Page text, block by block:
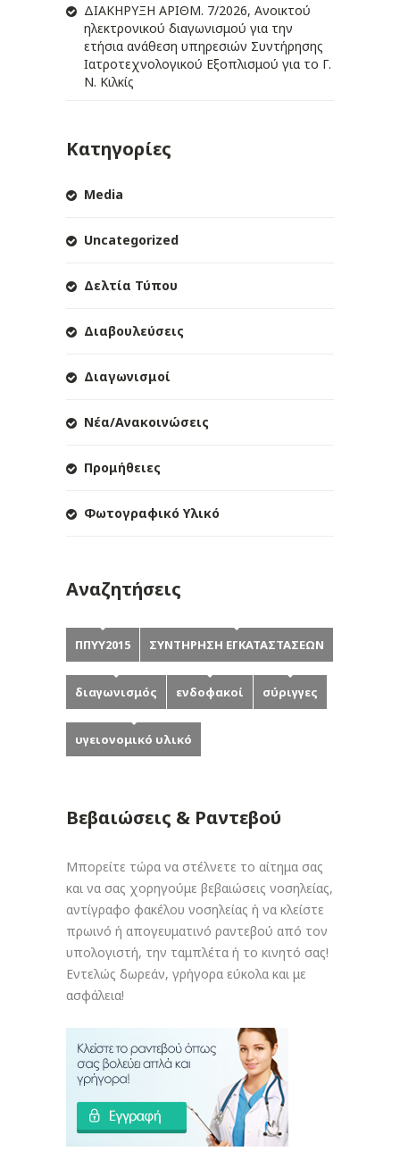
ΔIΑΚΗΡΥΞΗ ΑΡIΘΜ. 7/2026, Ανοικτού
ηλεκτρονικού διαγωνισμού για την
ετήσια ανάθεση υπηρεσιών Συντήρησης
Ιατροτεχνολογικού Εξοπλισμού για το Γ.
Ν. Κιλκίς
Κατηγορίες
Media
Uncategorized
Δελτία Τύπου
Διαβουλεύσεις
Διαγωνισμοί
Νέα/Ανακοινώσεις
Προμήθειες
Φωτογραφικό Υλικό
Αναζητήσεις
ΠΠΥΥ2015 ΣΥΝΤΗΡΗΣΗ ΕΓΚΑΤΑΣΤΑΣΕΩΝ
διαγωνισμός ενδοφακοί σύριγγες
υγειονομικό υλικό
Βεβαιώσεις & Ραντεβού
Μπορείτε τώρα να στέλνετε το αίτημα σας
και να σας χορηγούμε βεβαιώσεις νοσηλείας,
αντίγραφο φακέλου νοσηλείας ή να κλείστε
πρωινό ή απογευματινό ραντεβού από τον
υπολογιστή, την ταμπλέτα ή το κινητό σας!
Εντελώς δωρεάν, γρήγορα εύκολα και με
ασφάλεια!